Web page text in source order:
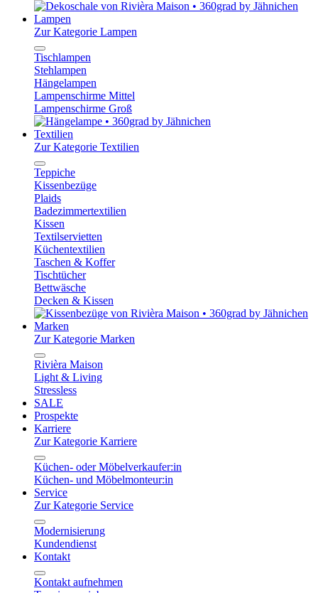
Lampen
Zur Kategorie Lampen
Tischlampen
Stehlampen
Hängelampen
Lampenschirme Mittel
Lampenschirme Groß
Textilien
Zur Kategorie Textilien
Teppiche
Kissenbezüge
Plaids
Badezimmertextilien
Kissen
Textilservietten
Küchentextilien
Taschen & Koffer
Tischtücher
Bettwäsche
Decken & Kissen
Marken
Zur Kategorie Marken
Rivièra Maison
Light & Living
Stressless
SALE
Prospekte
Karriere
Zur Kategorie Karriere
Küchen- oder Möbelverkaufer:in
Küchen- und Möbelmonteur:in
Service
Zur Kategorie Service
Modernisierung
Kundendienst
Kontakt
Kontakt aufnehmen